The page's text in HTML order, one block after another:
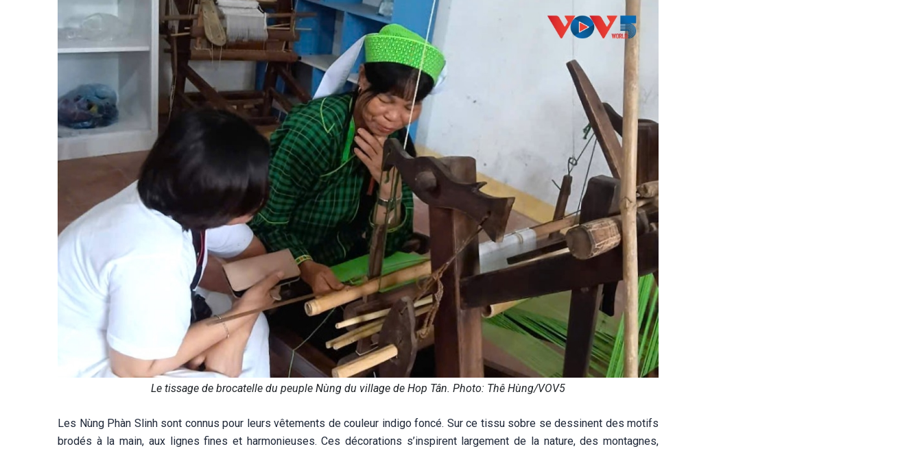
Le tissage de brocatelle du peuple Nùng du village de Hop Tân. Photo: Thê Hùng/VOV5
Les Nùng Phàn Slinh sont connus pour leurs vêtements de couleur indigo foncé. Sur ce tissu sobre se dessinent des motifs
brodés à la main, aux lignes fines et harmonieuses. Ces décorations s’inspirent largement de la nature, des montagnes,